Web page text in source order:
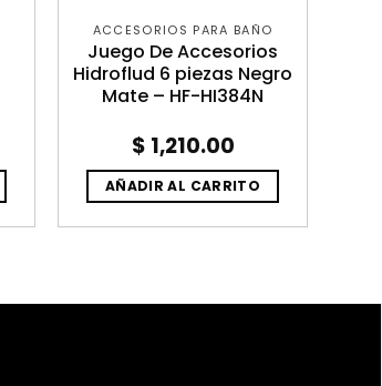
ACCESORIOS PARA BAÑO
Juego De Accesorios
Hidroflud 6 piezas Negro
Mate – HF-HI384N
$ 1,210.00
AÑADIR AL CARRITO